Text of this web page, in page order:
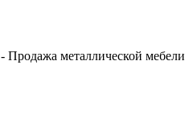
- Продажа металлической мебели